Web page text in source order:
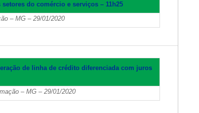
do comércio e serviços – 11h25
– MG – 29/01/2020
de linha de crédito diferenciada com juros
– MG – 29/01/2020